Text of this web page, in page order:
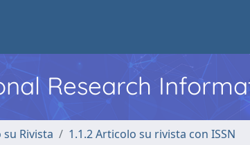
Research
Rivista 1.1.2 Articolo su rivista con ISSN